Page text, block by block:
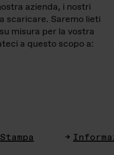
azienda, i nostri
scaricare. Saremo lieti
misura per la vostra
a questo scopo a: